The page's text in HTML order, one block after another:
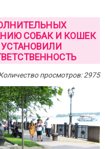
СОБАК И КОШЕК
просмотров: 2975